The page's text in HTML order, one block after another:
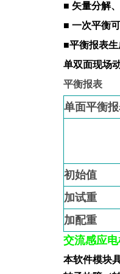
■ 矢量分解
■ 一次平衡
■平衡报表
单双面
平衡报表
单面平衡
初始值
加试重
加配重
交流感应
本软件模块